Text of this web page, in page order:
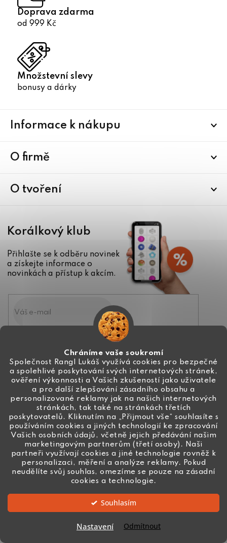
Chráníme vaše soukromí
Společnost Rangl Lukáš využívá cookies pro bezpečné
a spolehlivé poskytování svých internetových stránek,
ověření výkonnosti a Vašich zkušeností jako uživatele
a pro další zlepšování zásadního obsahu a
personalizované reklamy jak na našich internetových
stránkách, tak také na stránkách třetích
poskytovatelů. Kliknutím na „Přijmout vše“ souhlasíte s
používáním cookies a jiných technologií ke zpracování
Vašich osobních údajů, včetně jejich předávání našim
marketingovým partnerům (třetí osoby). Naši
partneři využívají cookies a jiné technologie rovněž k
personalizaci, měření a analýze reklamy. Pokud
neudělíte svůj souhlas, omezíme se pouze na zásadní
cookies a technologie.
Souhlasím
Nastavení Odmítnout
Doprava zdarma
od 999 Kč
Množstevní slevy
bonusy a dárky
Informace k nákupu
O firmě
O tvoření
Korálkový klub
Přihlašte se k odběru novinek
a získejte informace o
novinkách a přístup k akcím.
zpracováním osobních údajů
PŘIHLÁSIT
Kontakt
info @ceske-koralky.cz
+420 774 444 191